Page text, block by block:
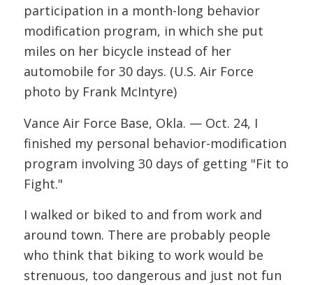
participation in a month-long behavior
modification program, in which she put
miles on her bicycle instead of her
automobile for 30 days. (U.S. Air Force
photo by Frank McIntyre)
Vance Air Force Base, Okla. — Oct. 24, I
finished my personal behavior-modification
program involving 30 days of getting "Fit to
Fight."
I walked or biked to and from work and
around town. There are probably people
who think that biking to work would be
strenuous, too dangerous and just not fun